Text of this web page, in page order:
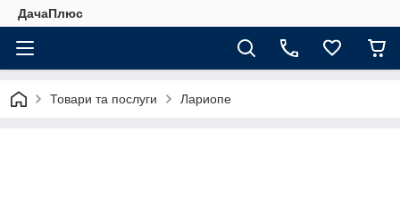
ДачаПлюс
Товари та послуги Лариопе